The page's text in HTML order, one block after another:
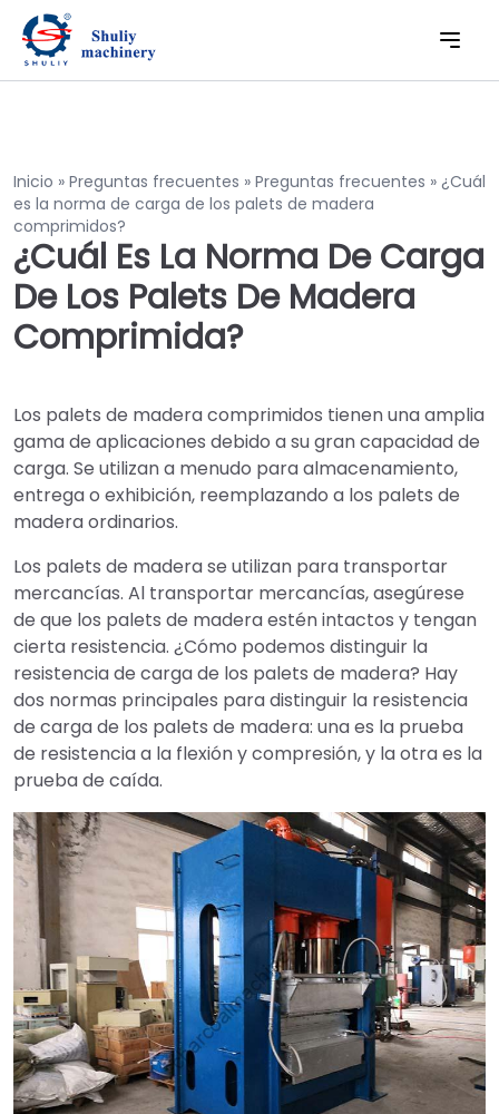
Inicio » Preguntas frecuentes » Preguntas frecuentes » ¿Cuál
es la norma de carga de los palets de madera
comprimidos?
¿Cuál Es La Norma De Carga
De Los Palets De Madera
Comprimida?
Los palets de madera comprimidos tienen una amplia
gama de aplicaciones debido a su gran capacidad de
carga. Se utilizan a menudo para almacenamiento,
entrega o exhibición, reemplazando a los palets de
madera ordinarios.
Los palets de madera se utilizan para transportar
mercancías. Al transportar mercancías, asegúrese
de que los palets de madera estén intactos y tengan
cierta resistencia. ¿Cómo podemos distinguir la
resistencia de carga de los palets de madera? Hay
dos normas principales para distinguir la resistencia
de carga de los palets de madera: una es la prueba
de resistencia a la flexión y compresión, y la otra es la
prueba de caída.